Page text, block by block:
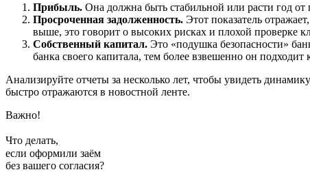
Прибыль. Она должна быть стабильной или расти год от
Просроченная задолженность. Этот показатель
выше, это говорит о высоких рисках и плохой проверке
Собственный капитал. Это «подушка безопасности»
банка своего капитала, тем более взвешенно он подходит
Анализируйте отчеты за несколько лет, чтобы увидеть
быстро отражаются в новостной ленте.
Важно!
Что делать,
если оформили заём
без вашего согласия?